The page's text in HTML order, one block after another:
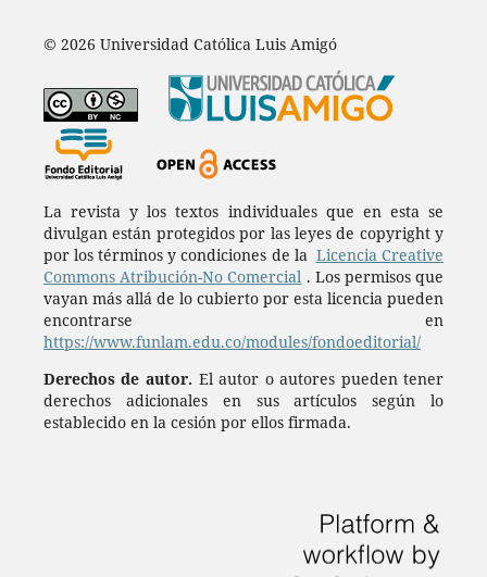
© 2026 Universidad Católica Luis Amigó
La revista y los textos individuales que en esta se
divulgan están protegidos por las leyes de copyright y
por los términos y condiciones de la Licencia Creative
Commons Atribución-No Comercial . Los permisos que
vayan más allá de lo cubierto por esta licencia pueden
encontrarse en
https://www.funlam.edu.co/modules/fondoeditorial/
Derechos de autor. El autor o autores pueden tener
derechos adicionales en sus artículos según lo
establecido en la cesión por ellos firmada.